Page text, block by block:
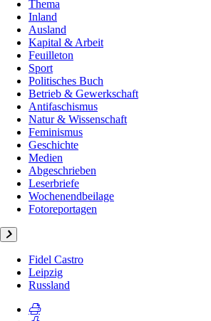
Thema
Inland
Ausland
Kapital & Arbeit
Feuilleton
Sport
Politisches Buch
Betrieb & Gewerkschaft
Antifaschismus
Natur & Wissenschaft
Feminismus
Geschichte
Medien
Abgeschrieben
Leserbriefe
Wochenendbeilage
Fotoreportagen
Fidel Castro
Leipzig
Russland